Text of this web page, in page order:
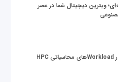
ویترین دیجیتال شما در عصر